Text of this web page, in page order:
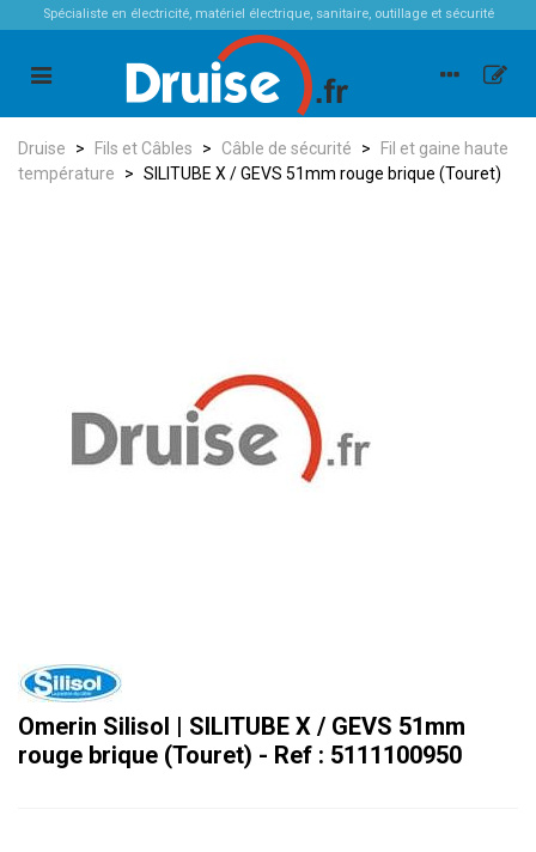
Spécialiste en électricité, matériel électrique, sanitaire, outillage et sécurité
Druise > Fils et Câbles > Câble de sécurité >
Fil et gaine haute
température
> SILITUBE X / GEVS 51mm rouge brique (Touret)
Omerin Silisol | SILITUBE X / GEVS 51mm
rouge brique (Touret) - Ref : 5111100950